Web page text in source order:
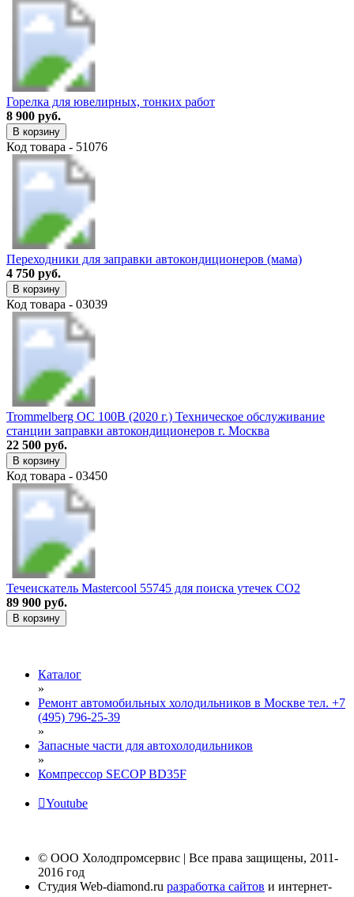
Горелка для ювелирных, тонких работ
8 900 руб.
В корзину
Код товара - 51076
Переходники для заправки автокондиционеров (мама)
4 750 руб.
В корзину
Код товара - 03039
Trommelberg OC 100B (2020 г.) Техническое обслуживание
станции заправки автокондиционеров г. Москва
22 500 руб.
В корзину
Код товара - 03450
Течеискатель Mastercool 55745 для поиска утечек CO2
89 900 руб.
В корзину
Каталог
»
Ремонт автомобильных холодильников в Москве тел. +7
(495) 796-25-39
»
Запасные части для автохолодильников
»
Компрессор SECOP BD35F
Youtube
© ООО Холодпромсервис | Все права защищены, 2011-
2016 год
Студия Web-diamond.ru разработка сайтов и интернет-